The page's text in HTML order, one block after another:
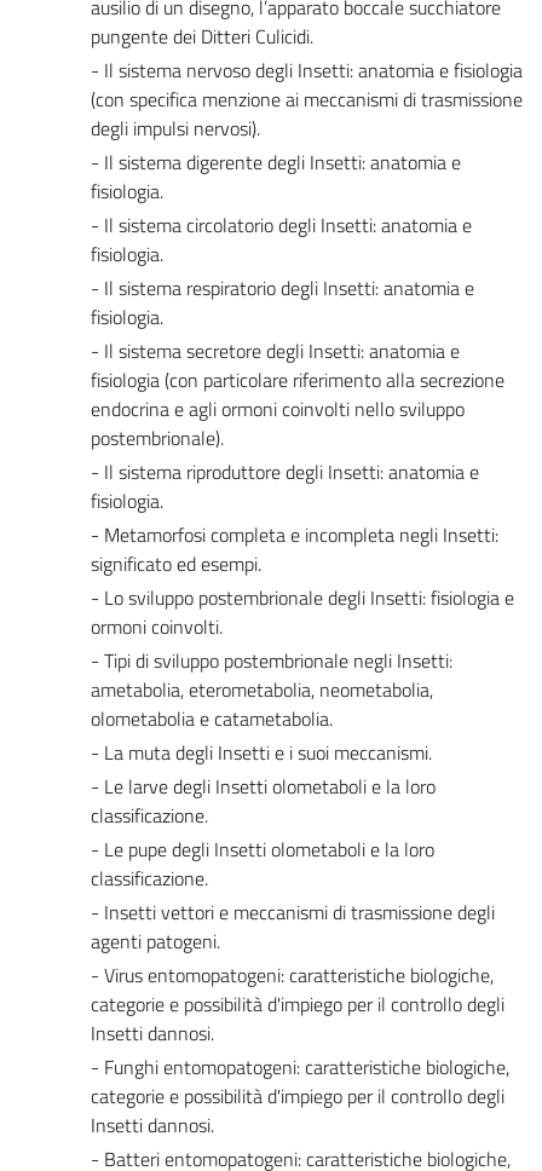
ausilio di un disegno, l’apparato boccale succhiatore
pungente dei Ditteri Culicidi.
- Il sistema nervoso degli Insetti: anatomia e fisiologia
(con specifica menzione ai meccanismi di trasmissione
degli impulsi nervosi).
- Il sistema digerente degli Insetti: anatomia e
fisiologia.
- Il sistema circolatorio degli Insetti: anatomia e
fisiologia.
- Il sistema respiratorio degli Insetti: anatomia e
fisiologia.
- Il sistema secretore degli Insetti: anatomia e
fisiologia (con particolare riferimento alla secrezione
endocrina e agli ormoni coinvolti nello sviluppo
postembrionale).
- Il sistema riproduttore degli Insetti: anatomia e
fisiologia.
- Metamorfosi completa e incompleta negli Insetti:
significato ed esempi.
- Lo sviluppo postembrionale degli Insetti: fisiologia e
ormoni coinvolti.
- Tipi di sviluppo postembrionale negli Insetti:
ametabolia, eterometabolia, neometabolia,
olometabolia e catametabolia.
- La muta degli Insetti e i suoi meccanismi.
- Le larve degli Insetti olometaboli e la loro
classificazione.
- Le pupe degli Insetti olometaboli e la loro
classificazione.
- Insetti vettori e meccanismi di trasmissione degli
agenti patogeni.
- Virus entomopatogeni: caratteristiche biologiche,
categorie e possibilità d'impiego per il controllo degli
Insetti dannosi.
- Funghi entomopatogeni: caratteristiche biologiche,
categorie e possibilità d'impiego per il controllo degli
Insetti dannosi.
- Batteri entomopatogeni: caratteristiche biologiche,